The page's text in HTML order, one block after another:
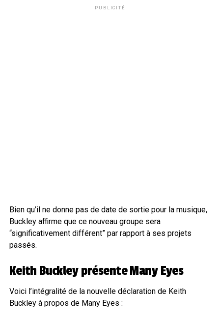
PUBLICITÉ
Bien qu’il ne donne pas de date de sortie pour la musique,
Buckley affirme que ce nouveau groupe sera
“significativement différent” par rapport à ses projets
passés.
Keith Buckley présente Many Eyes
Voici l’intégralité de la nouvelle déclaration de Keith
Buckley à propos de Many Eyes :